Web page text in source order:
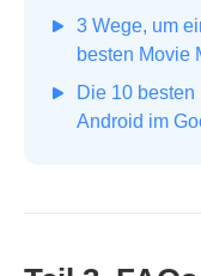
3 Wege, um
besten Movie
Die 10 besten
Android im